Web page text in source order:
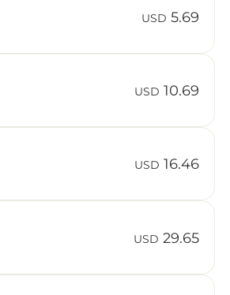
受
USD 5.69
USD 10.69
USD 16.46
USD 29.65